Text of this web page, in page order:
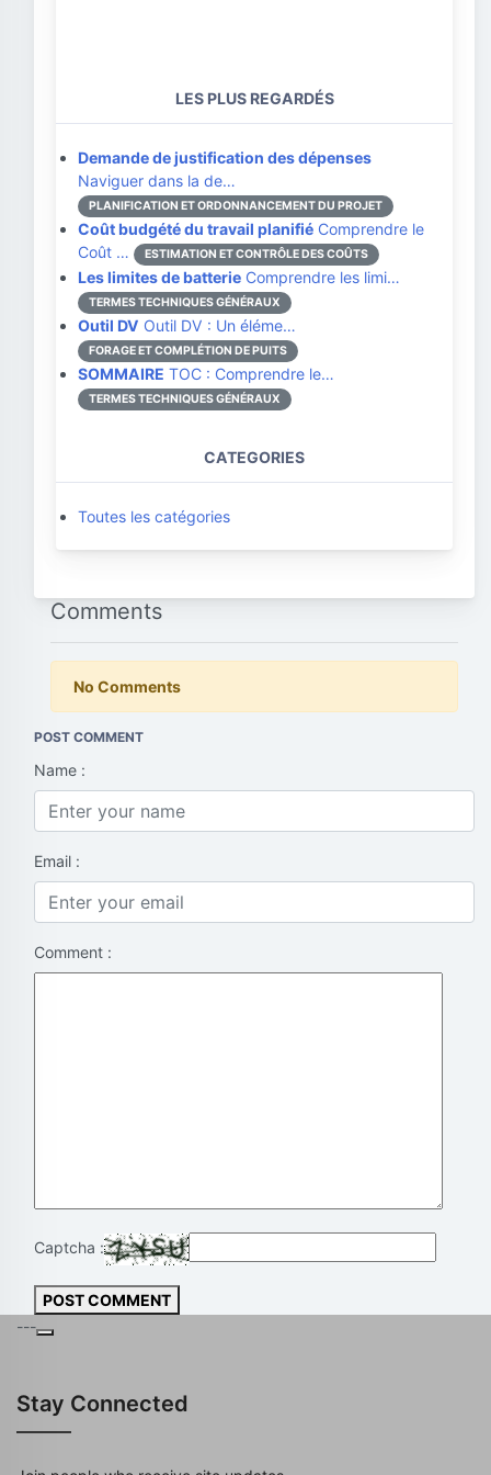
LES PLUS REGARDÉS
Demande de justification des dépenses
Naviguer dans la de…
PLANIFICATION ET ORDONNANCEMENT DU PROJET
Coût budgété du travail planifié Comprendre le
Coût …
ESTIMATION ET CONTRÔLE DES COÛTS
Les limites de batterie Comprendre les limi…
TERMES TECHNIQUES GÉNÉRAUX
Outil DV Outil DV : Un éléme…
FORAGE ET COMPLÉTION DE PUITS
SOMMAIRE TOC : Comprendre le…
TERMES TECHNIQUES GÉNÉRAUX
CATEGORIES
Toutes les catégories
Comments
No Comments
POST COMMENT
Name :
Email :
Comment :
Captcha :
POST COMMENT
---
Stay Connected